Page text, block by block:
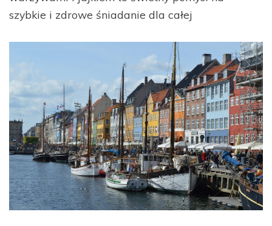
szybkie i zdrowe śniadanie dla całej